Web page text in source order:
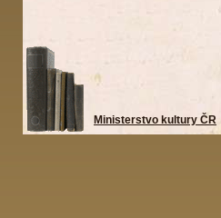
Ministerstvo kultury ČR